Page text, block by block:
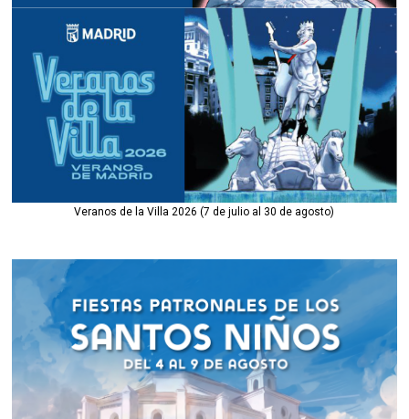
Veranos de la Villa 2026 (7 de julio al 30 de agosto)